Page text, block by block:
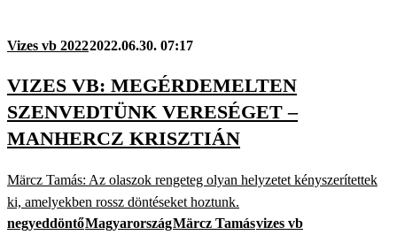
Vizes vb 20222022.06.30. 07:17
VIZES VB: MEGÉRDEMELTEN
SZENVEDTÜNK VERESÉGET –
MANHERCZ KRISZTIÁN
Märcz Tamás: Az olaszok rengeteg olyan helyzetet kényszerítettek
ki, amelyekben rossz döntéseket hoztunk.
negyeddöntőMagyarországMärcz Tamásvizes vb